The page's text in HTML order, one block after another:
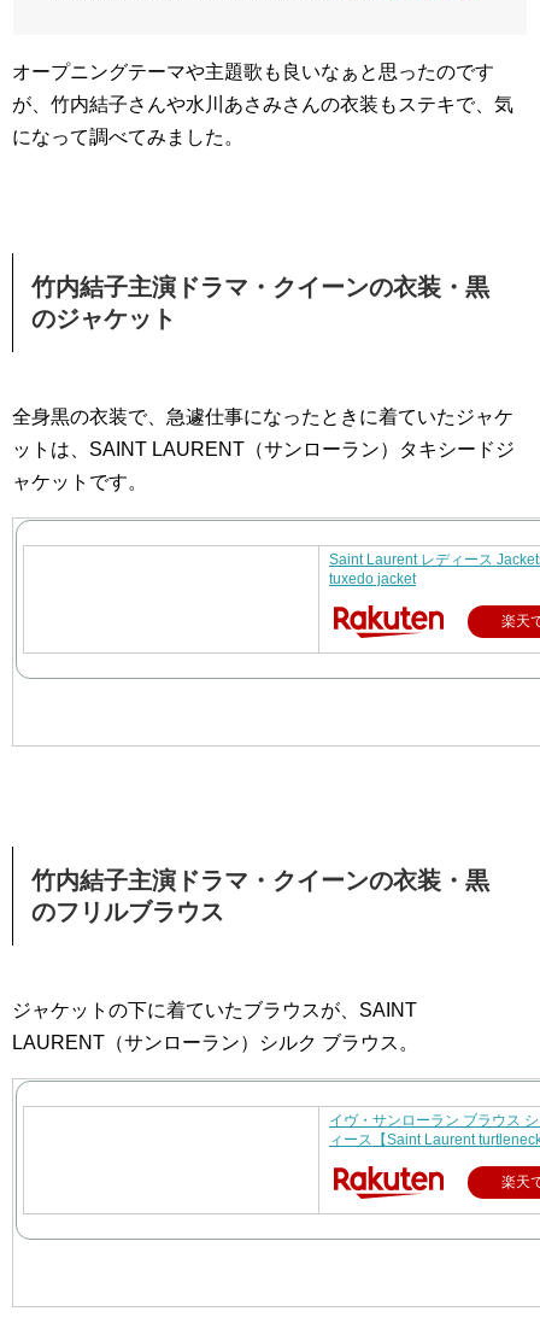
オープニングテーマや主題歌も良いなぁと思ったのです
が、竹内結子さんや水川あさみさんの衣装もステキで、気
になって調べてみました。
竹内結子主演ドラマ・クイーンの衣装・黒
のジャケット
全身黒の衣装で、急遽仕事になったときに着ていたジャケ
ットは、SAINT LAURENT（サンローラン）タキシードジ
ャケットです。
Saint Laurent レディース
tuxedo jacket
楽天
竹内結子主演ドラマ・クイーンの衣装・黒
のフリルブラウス
ジャケットの下に着ていたブラウスが、SAINT
LAURENT（サンローラン）シルク ブラウス。
イヴ・サンローラン ブラウス
ィース【Saint Laurent
楽天